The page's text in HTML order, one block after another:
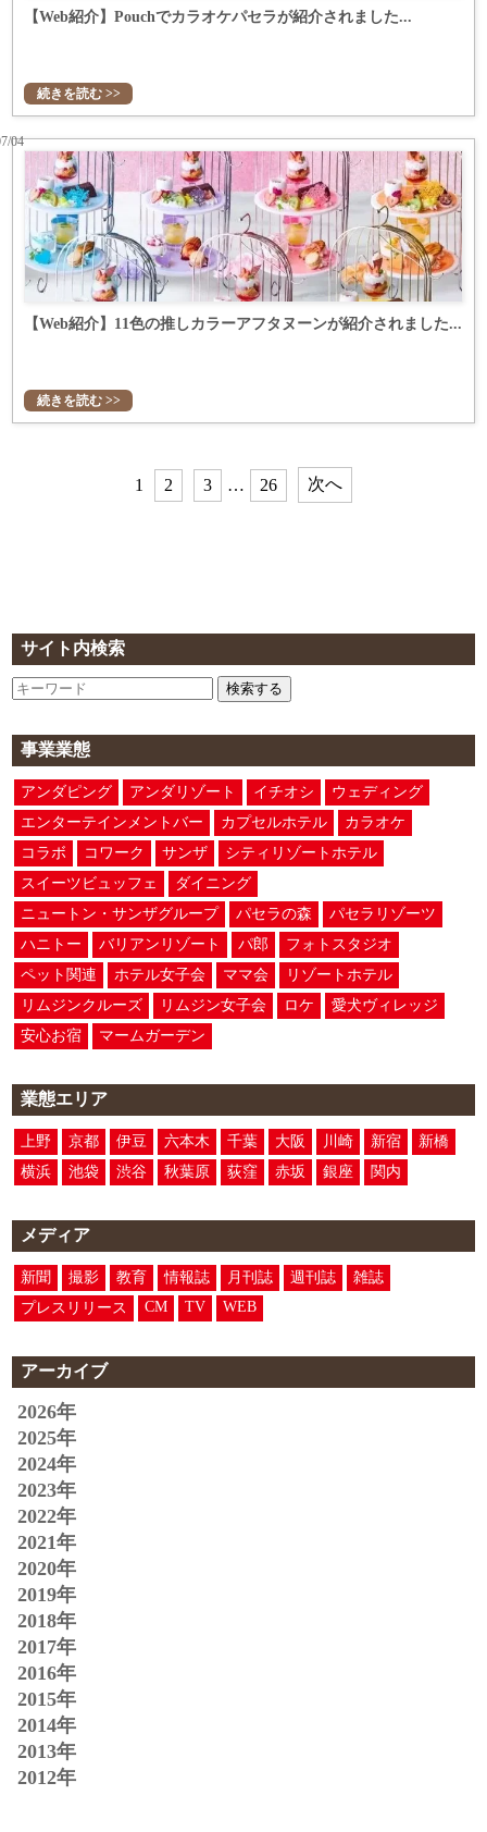
サイト内検索
検索する
事業業態
アンダピング アンダリゾート イチオシ
ウェディング
エンターテインメントバー
カプセルホテル
カラオケ
コラボ
コワーク サンザ
シティリゾートホテル
スイーツビュッフェ
ダイニング
ニュートン・サンザグループ
パセラの森
パセラリゾーツ
ハニトー
バリアンリゾート パ郎
フォトスタジオ
ペット関連
ホテル女子会 ママ会
リゾートホテル
リムジンクルーズ
リムジン女子会 ロケ
愛犬ヴィレッジ
安心お宿
マームガーデン
業態エリア
上野 京都 伊豆 六本木 千葉 大阪 川崎 新宿
新橋
横浜
池袋 渋谷 秋葉原 荻窪 赤坂 銀座 関内
メディア
新聞 撮影 教育 情報誌 月刊誌 週刊誌
雑誌
プレスリリース
CM TV WEB
アーカイブ
2026年
2025年
2024年
2023年
2022年
2021年
2020年
2019年
2018年
2017年
2016年
2015年
2014年
2013年
2012年
【Web紹介】Pouchでカラオケパセラが紹介されました...
続きを読む >>
【Web紹介】11色の推しカラーアフタヌーンが紹介されました...
04
続きを読む >>
1 2 3 … 26 次へ